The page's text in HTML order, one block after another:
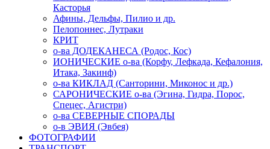
Касторья
Афины, Дельфы, Пилио и др.
Пелопоннес, Лутраки
КРИТ
о-ва ДОДЕКАНЕСА (Родос, Кос)
ИОНИЧЕСКИЕ о-ва (Корфу, Лефкада, Кефалония,
Итака, Закинф)
о-ва КИКЛАД (Санторини, Миконос и др.)
САРОНИЧЕСКИЕ о-ва (Эгина, Гидра, Порос,
Спецес, Агистри)
о-ва СЕВЕРНЫЕ СПОРАДЫ
о-в ЭВИЯ (Эвбея)
ФОТОГРАФИИ